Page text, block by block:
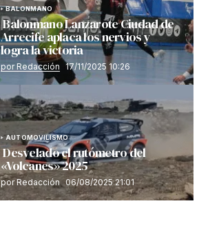
BALONMANO
Balonmano Lanzarote Ciudad de
Arrecife aplaca los nervios y
logra la victoria
por Redacción 17/11/2025 10:26
AUTOMOVILISMO
Desvelado el rutómetro del
«Volcanes» 2025
por Redacción 06/08/2025 21:01